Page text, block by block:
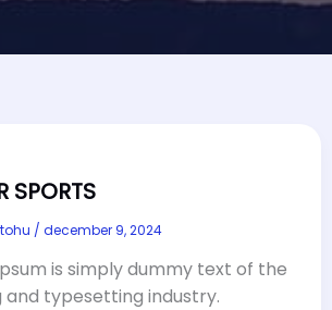
SPORTS
/ december 9, 2024
is simply dummy text of the
and typesetting industry.